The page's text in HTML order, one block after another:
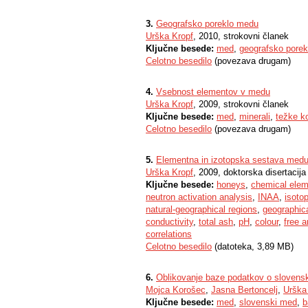
3. Geografsko poreklo medu
Urška Kropf, 2010, strokovni članek
Ključne besede: med, geografsko
Celotno besedilo (povezava drugam)
4. Vsebnost elementov v medu
Urška Kropf, 2009, strokovni članek
Ključne besede: med, minerali, težke
Celotno besedilo (povezava drugam)
5. Elementna in izotopska sestava
Urška Kropf, 2009, doktorska disertacija
Ključne besede: honeys, chemical
neutron activation analysis, INAA,
natural-geographical regions,
conductivity, total ash, pH , colour, free
correlations
Celotno besedilo (datoteka, 3,89 MB)
6. Oblikovanje baze podatkov o
Mojca Korošec, Jasna Bertoncelj,
Ključne besede: med, slovenski med,